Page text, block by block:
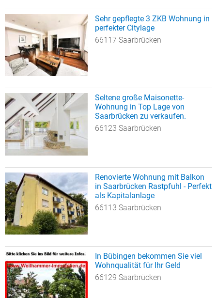
Sehr gepflegte 3 ZKB Wohnung in
perfekter Citylage
66117 Saarbrücken
Seltene große Maisonette-
Wohnung in Top Lage von
Saarbrücken zu verkaufen.
66123 Saarbrücken
Renovierte Wohnung mit Balkon
in Saarbrücken Rastpfuhl - Perfekt
als Kapitalanlage
66113 Saarbrücken
In Bübingen bekommen Sie viel
Wohnqualität für Ihr Geld
66129 Saarbrücken